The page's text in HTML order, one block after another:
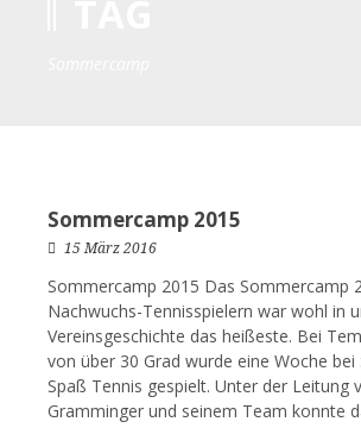
Sommercamp 2015
15 März 2016
Sommercamp 2015 Das Sommercamp
Nachwuchs-Tennisspielern war wohl in
Vereinsgeschichte das heißeste. Bei
von über 30 Grad wurde eine Woche bei
Spaß Tennis gespielt. Unter der Leitung
Gramminger und seinem Team konnte